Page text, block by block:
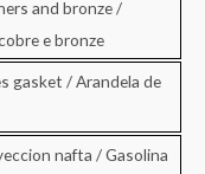
and bronze /
e bronze
gasket / Arandela de
nafta / Gasolina